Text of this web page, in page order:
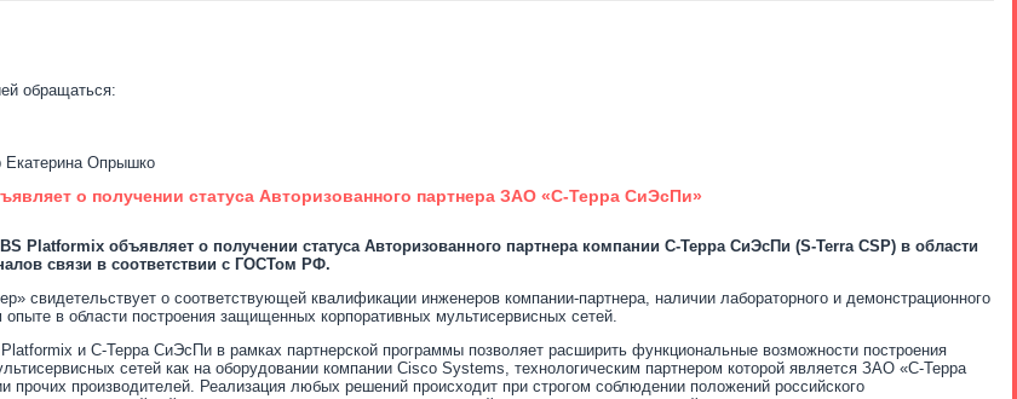
обращаться:
Екатерина Опрышко
о получении статуса Авторизованного партнера ЗАО «С-Терра СиЭсПи»
Platformix объявляет о получении статуса Авторизованного партнера компании С-Терра СиЭсПи (S-Terra CSP) в области
связи в соответствии с ГОСТом РФ.
свидетельствует о соответствующей квалификации инженеров компании-партнера, наличии лабораторного и демонстрационного
в области построения защищенных корпоративных мультисервисных сетей.
и С-Терра СиЭсПи в рамках партнерской программы позволяет расширить функциональные возможности построения
сетей как на оборудовании компании Cisco Systems, технологическим партнером которой является ЗАО «С-Терра
прочих производителей. Реализация любых решений происходит при строгом соблюдении положений российского